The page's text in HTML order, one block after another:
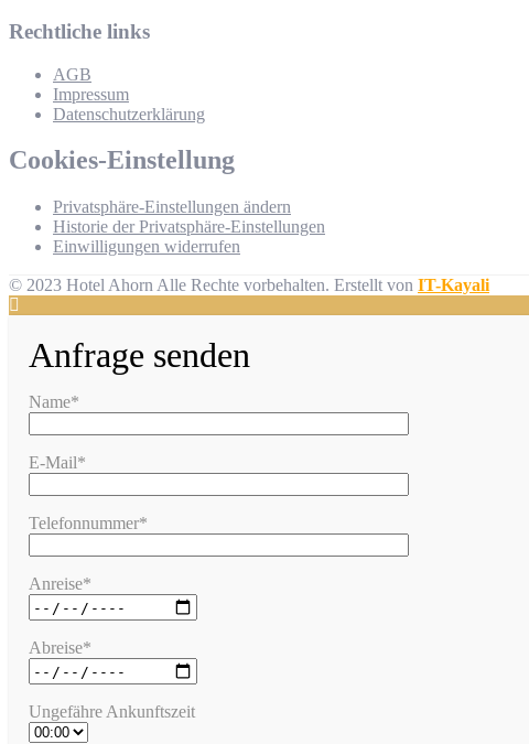
Rechtliche links
AGB
Impressum
Datenschutzerklärung
Cookies-Einstellung
Privatsphäre-Einstellungen ändern
Historie der Privatsphäre-Einstellungen
Einwilligungen widerrufen
© 2023 Hotel Ahorn Alle Rechte vorbehalten. Erstellt von IT-Kayali
Anfrage senden
Name*
E-Mail*
Telefonnummer*
Anreise*
Abreise*
Ungefähre Ankunftszeit